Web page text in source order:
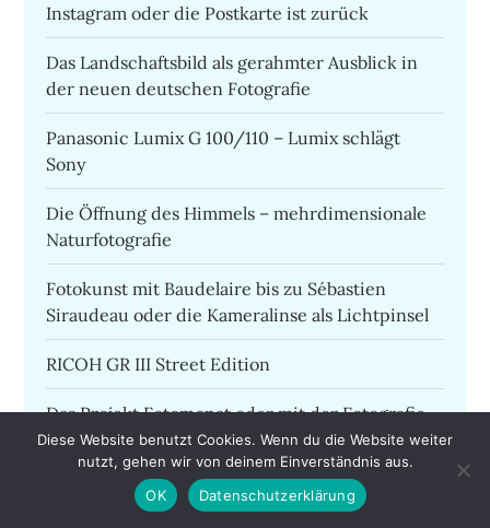
Instagram oder die Postkarte ist zurück
Das Landschaftsbild als gerahmter Ausblick in
der neuen deutschen Fotografie
Panasonic Lumix G 100/110 – Lumix schlägt
Sony
Die Öffnung des Himmels – mehrdimensionale
Naturfotografie
Fotokunst mit Baudelaire bis zu Sébastien
Siraudeau oder die Kameralinse als Lichtpinsel
RICOH GR III Street Edition
Das Projekt Fotomonat oder mit der Fotografie
leben
Bild der Zeit – Corona im Wald
Diese Website benutzt Cookies. Wenn du die Website weiter
nutzt, gehen wir von deinem Einverständnis aus.
OK
Datenschutzerklärung